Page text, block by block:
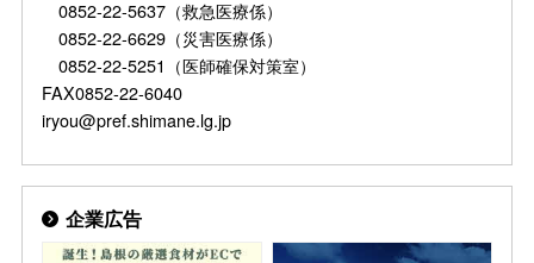
0852-22-5637（救急医療係）
0852-22-6629（災害医療係）
0852-22-5251（医師確保対策室）
FAX0852-22-6040
iryou@pref.shimane.lg.jp
企業広告